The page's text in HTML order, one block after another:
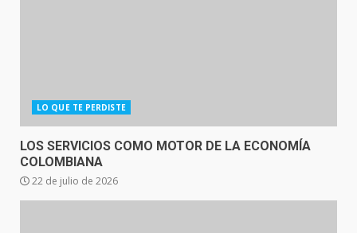
LO QUE TE PERDISTE
LOS SERVICIOS COMO MOTOR DE LA ECONOMÍA
COLOMBIANA
22 de julio de 2026